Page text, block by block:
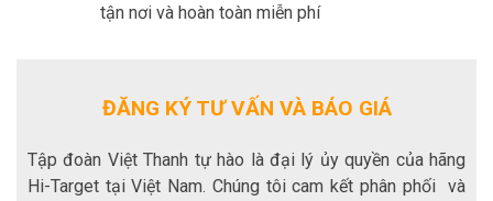
tận nơi và hoàn toàn miễn phí
ĐĂNG KÝ TƯ VẤN VÀ BÁO GIÁ
Tập đoàn Việt Thanh tự hào là đại lý ủy quyền của hãng
Hi-Target tại Việt Nam. Chúng tôi cam kết phân phối và